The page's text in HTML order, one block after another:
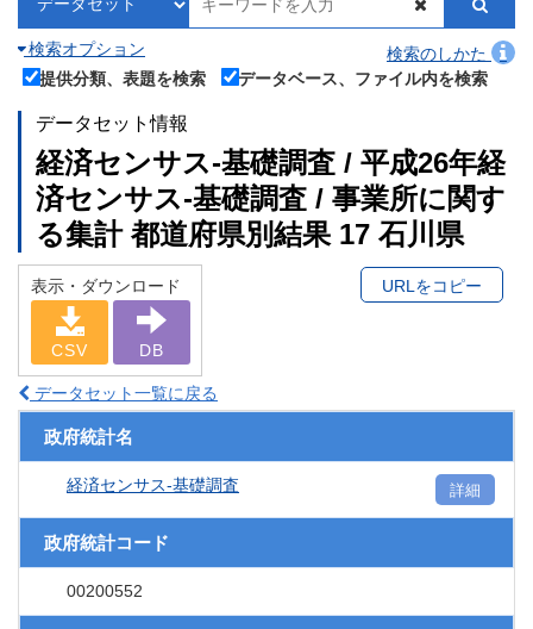
検索オプション
検索のしかた
提供分類、表題を検索
データベース、ファイル内を検索
データセット情報
経済センサス‐基礎調査 / 平成26年経
済センサス‐基礎調査 / 事業所に関す
る集計 都道府県別結果 17 石川県
表示・ダウンロード
CSV DB
URLをコピー
データセット一覧に戻る
政府統計名
経済センサス‐基礎調査 詳細
政府統計コード
00200552